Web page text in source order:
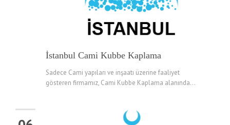
İstanbul Cami Kubbe Kaplama
Sadece Cami yapıları ve inşaatı üzerine faaliyet
gösteren firmamız, Cami Kubbe Kaplama alanında...